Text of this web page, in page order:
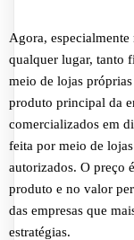
Agora,
qualquer lugar, tanto
meio de lojas
produto principal da
comercializados em
feita por meio de
autorizados. O preço
produto e no valor
das empresas que
estratégias.